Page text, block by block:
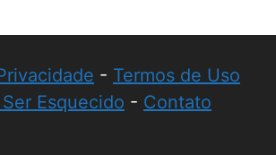
- Termos de Uso
Esquecido - Contato